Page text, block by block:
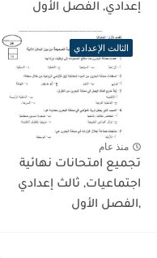
إعدادي, الفصل الأول
الثالث الإعدادي
منذ عام
تجميع امتحانات نهائية
اجتماعيات, ثالث إعدادي
,الفصل الأول